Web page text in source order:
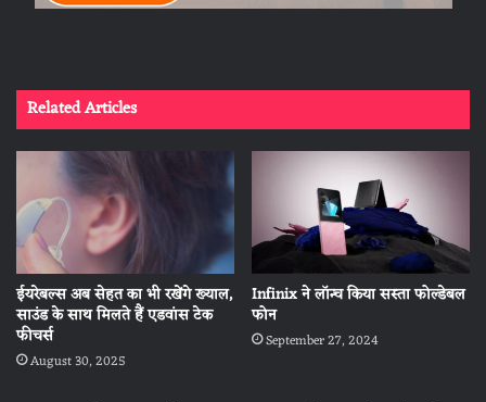
Related Articles
ईयरेबल्स अब सेहत का भी रखेंगे ख्याल,
साउंड के साथ मिलते हैं एडवांस टेक
फीचर्स
August 30, 2025
Infinix ने लॉन्च किया सस्ता फोल्डेबल
फोन
September 27, 2024